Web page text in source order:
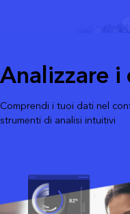
Analizzare
Comprendi i tuoi dati nel
strumenti di analisi intuitivi